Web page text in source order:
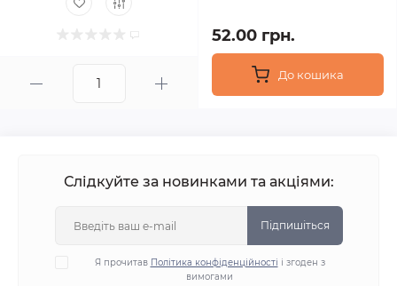
52.00 грн.
До кошика
Слідкуйте за новинками та акціями:
Підпишіться
Я прочитав Політика конфіденційності і згоден з
вимогами